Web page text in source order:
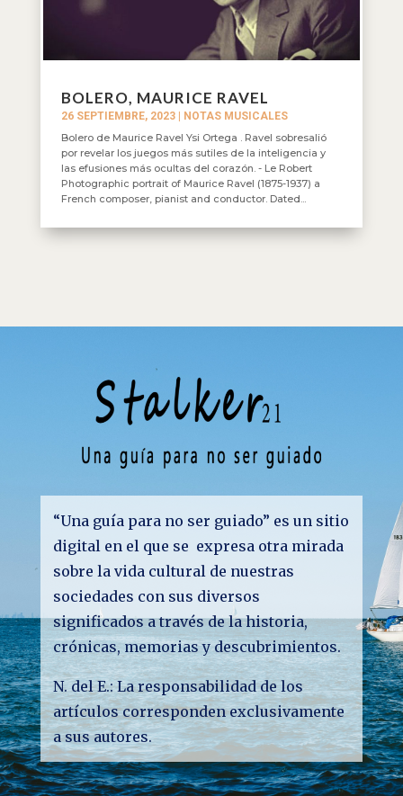
BOLERO, MAURICE RAVEL
26 SEPTIEMBRE, 2023| NOTAS MUSICALES
Bolero de Maurice Ravel Ysi Ortega . Ravel sobresalió
por revelar los juegos más sutiles de la inteligencia y
las efusiones más ocultas del corazón. - Le Robert
Photographic portrait of Maurice Ravel (1875-1937) a
French composer, pianist and conductor. Dated...
“Una guía para no ser guiado” es un sitio
digital en el que se expresa otra mirada
sobre la vida cultural de nuestras
sociedades con sus diversos
significados a través de la historia,
crónicas, memorias y descubrimientos.
N. del E.: La responsabilidad de los
artículos corresponden exclusivamente
a sus autores.